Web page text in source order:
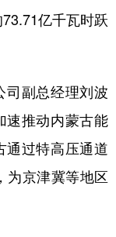
山西
江苏
江西
亿千瓦时跃
副总经理刘波
速推动内蒙古能
通过特高压通道
为京津冀等地区